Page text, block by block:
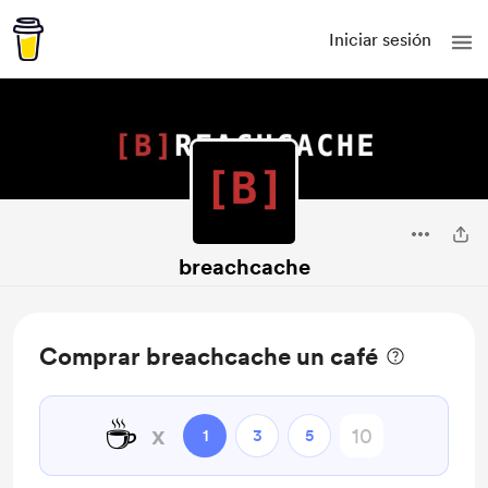
Iniciar sesión
breachcache
Comprar breachcache un café
☕ x 1 3 5